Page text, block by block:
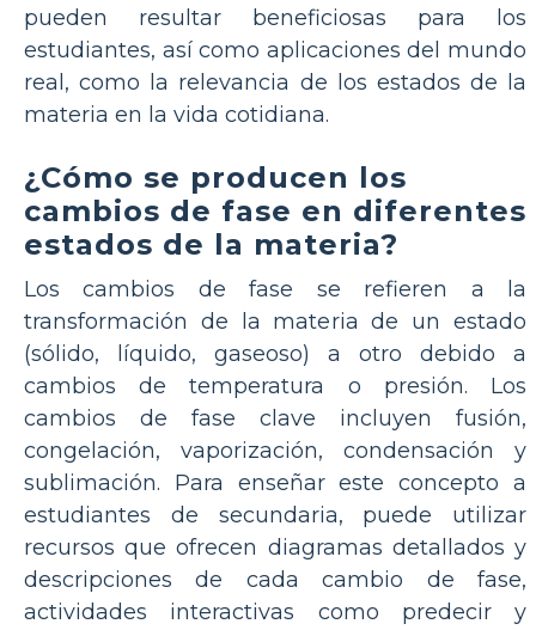
pueden resultar beneficiosas para los
estudiantes, así como aplicaciones del mundo
real, como la relevancia de los estados de la
materia en la vida cotidiana.
¿Cómo se producen los
cambios de fase en diferentes
estados de la materia?
Los cambios de fase se refieren a la
transformación de la materia de un estado
(sólido, líquido, gaseoso) a otro debido a
cambios de temperatura o presión. Los
cambios de fase clave incluyen fusión,
congelación, vaporización, condensación y
sublimación. Para enseñar este concepto a
estudiantes de secundaria, puede utilizar
recursos que ofrecen diagramas detallados y
descripciones de cada cambio de fase,
actividades interactivas como predecir y